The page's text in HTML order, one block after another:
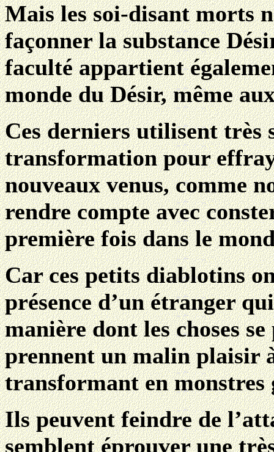
Mais les soi-disant morts
façonner la substance
faculté appartient
monde du Désir, même
Ces derniers utilisent très
transformation pour
nouveaux venus, comme
rendre compte avec
première fois dans le
Car ces petits diablotins
présence d’un étranger
manière dont les choses
prennent un malin plaisir
transformant en
Ils peuvent feindre de
semblent éprouver une